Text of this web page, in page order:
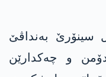
سینۆرێ بەنداڤێ
و چەکدارێن